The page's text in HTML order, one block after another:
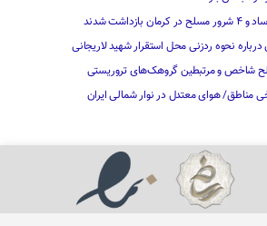
نحوه ردزنی محل استقرار شهید لاریجانی